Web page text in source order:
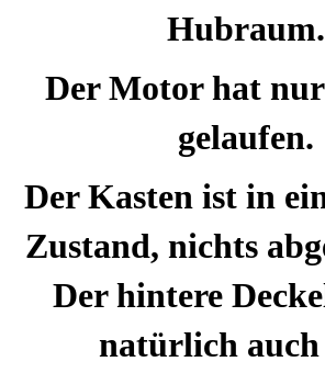
Hubraum.
Der Motor hat
gelaufen.
Der Kasten ist in
Zustand, nichts
Der hintere
natürlich auch